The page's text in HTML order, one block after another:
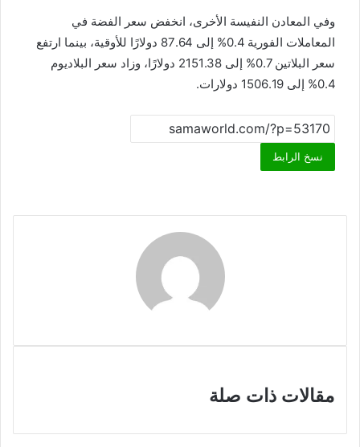
وفي المعادن النفيسة الأخرى، انخفض سعر الفضة في
المعاملات الفورية 0.4% إلى 87.64 دولارًا للأوقية، بينما ارتفع
سعر البلاتين 0.7% إلى 2151.38 دولارًا، وزاد سعر البلاديوم
0.4% إلى 1506.19 دولارات.
نسخ الرابط
مقالات ذات صلة